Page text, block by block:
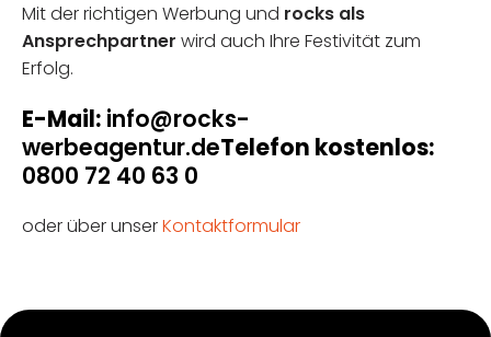
Mit der richtigen Werbung und rocks als
Ansprechpartner wird auch Ihre Festivität zum
Erfolg.
E-Mail: info@rocks-
werbeagentur.deTelefon kostenlos:
0800 72 40 63 0
oder über unserKontaktformular